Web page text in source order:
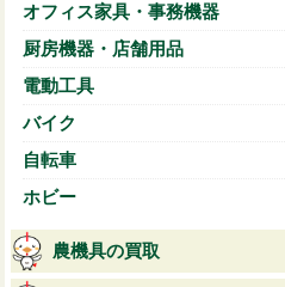
オフィス家具・事務機器
厨房機器・店舗用品
電動工具
バイク
自転車
ホビー
農機具の買取